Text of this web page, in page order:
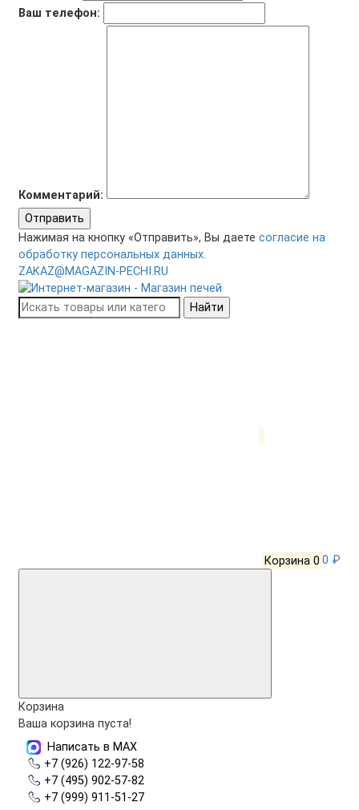
Ваш телефон:
Комментарий:
Отправить
Нажимая на кнопку «Отправить», Вы даете согласие на
обработку персональных данных.
ZAKAZ@MAGAZIN-PECHI.RU
Найти
Корзина 0 0 ₽
Корзина
Ваша корзина пуста!
Написать в MAX
+7 (926) 122-97-58
+7 (495) 902-57-82
+7 (999) 911-51-27